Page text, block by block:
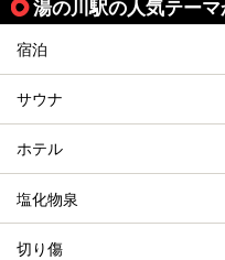
湯の川駅の人気テー
宿泊
サウナ
ホテル
塩化物泉
切り傷